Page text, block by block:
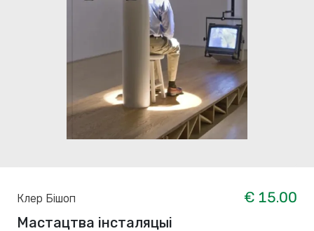
Клер Бішоп
€ 15.00
Мастацтва інсталяцыі